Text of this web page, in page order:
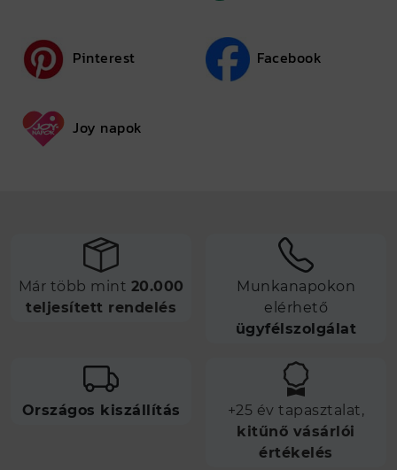
Pinterest Facebook
Joy napok
Már több mint 20.000
teljesített rendelés
Munkanapokon
elérhető
ügyfélszolgálat
Országos kiszállítás
+25 év tapasztalat,
kitűnő vásárlói
értékelés